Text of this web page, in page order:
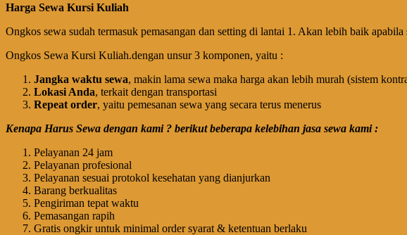
Harga Sewa Kursi Kuliah
Ongkos sewa sudah termasuk pemasangan dan setting di lantai 1. Akan lebih baik
Ongkos Sewa Kursi Kuliah.dengan unsur 3 komponen, yaitu :
Jangka waktu sewa, makin lama sewa maka harga akan lebih murah (sistem
Lokasi Anda, terkait dengan transportasi
Repeat order, yaitu pemesanan sewa yang secara terus menerus
Kenapa Harus Sewa dengan kami ? berikut beberapa kelebihan jasa sewa kami :
Pelayanan 24 jam
Pelayanan profesional
Pelayanan sesuai protokol kesehatan yang dianjurkan
Barang berkualitas
Pengiriman tepat waktu
Pemasangan rapih
Gratis ongkir untuk minimal order syarat & ketentuan berlaku